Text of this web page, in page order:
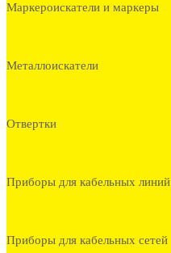
Маркероискатели и маркеры
Металлоискатели
Отвертки
Приборы для кабельных линий
Приборы для кабельных сетей